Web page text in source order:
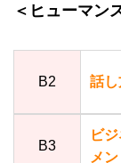
＜ヒューマン
B2 話し
B3
ビ
メン